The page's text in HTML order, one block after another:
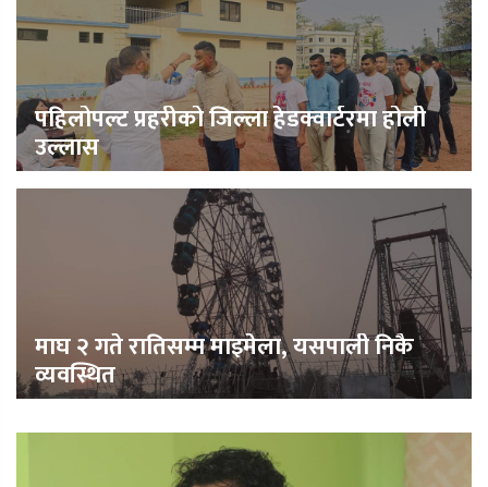
पहिलोपल्ट प्रहरीको जिल्ला हेडक्वार्टरमा होली
उल्लास
माघ २ गते रातिसम्म माइमेला, यसपाली निकै
व्यवस्थित